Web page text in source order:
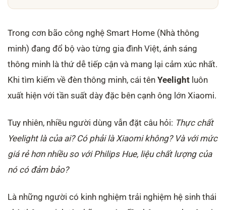
Trong cơn bão công nghệ Smart Home (Nhà thông
minh) đang đổ bộ vào từng gia đình Việt, ánh sáng
thông minh là thứ dễ tiếp cận và mang lại cảm xúc nhất.
Khi tìm kiếm về đèn thông minh, cái tên Yeelight luôn
xuất hiện với tần suất dày đặc bên cạnh ông lớn Xiaomi.
Tuy nhiên, nhiều người dùng vẫn đặt câu hỏi: Thực chất
Yeelight là của ai? Có phải là Xiaomi không? Và với mức
giá rẻ hơn nhiều so với Philips Hue, liệu chất lượng của
nó có đảm bảo?
Là những người có kinh nghiệm trải nghiệm hệ sinh thái